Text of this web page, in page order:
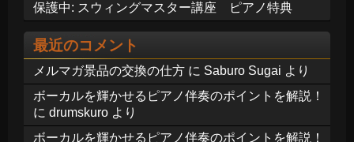
保護中: スウィングマスター講座 ピアノ特典
最近のコメント
メルマガ景品の交換の仕方 に Saburo Sugai より
ボーカルを輝かせるピアノ伴奏のポイントを解説！
に drumskuro より
ボーカルを輝かせるピアノ伴奏のポイントを解説！